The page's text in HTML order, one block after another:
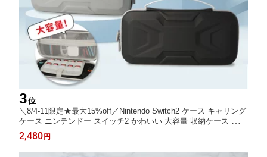
3位
＼8/4-11限定★最大15%off／Nintendo Switch2 ケース キャリング
ケース ニンテンドー スイッチ2 かわいい 大容量 収納ケース 収納
ポーチ 任天堂 保護ケース 収納ポーチ ゲーム カード収納 10枚 収
納バッグ ハード ポーチ 軽い おしゃれ かっこいい グラデ 女の子
男の子
2,480 円